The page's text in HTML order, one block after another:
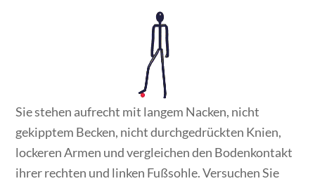
Sie stehen aufrecht mit langem Nacken, nicht
gekipptem Becken, nicht durchgedrückten Knien,
lockeren Armen und vergleichen den Bodenkontakt
ihrer rechten und linken Fußsohle. Versuchen Sie